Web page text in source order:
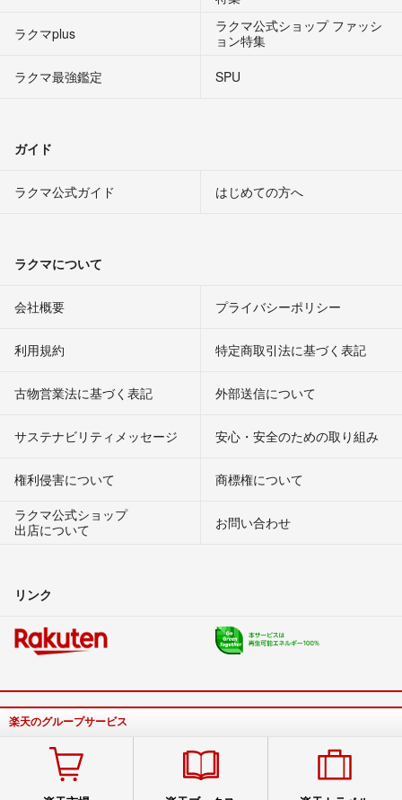
ラクマplus
ラクマ公式ショップ ファッシ
ョン特集
ラクマ最強鑑定
SPU
ガイド
ラクマ公式ガイド はじめての方へ
ラクマについて
会社概要 プライバシーポリシー
利用規約 特定商取引法に基づく表記
古物営業法に基づく表記 外部送信について
サステナビリティメッセージ 安心・安全のための取り組み
権利侵害について
商標権について
ラクマ公式ショップ
出店について
お問い合わせ
リンク
楽天のグループサービス